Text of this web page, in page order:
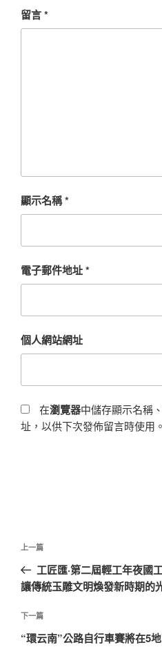
留言*
顯示名稱*
電子郵件地址*
個人網站網址
在瀏覽器中儲存顯示名稱
址，以供下次發佈留言時使用。
文
導
覽
上
一
篇
章
上一篇
工匠匯·第二屆輕工年夜國
讓傳統玉雕文明煥發新時期的
下
一
下一篇
“環云南”公路自行車賽將在5